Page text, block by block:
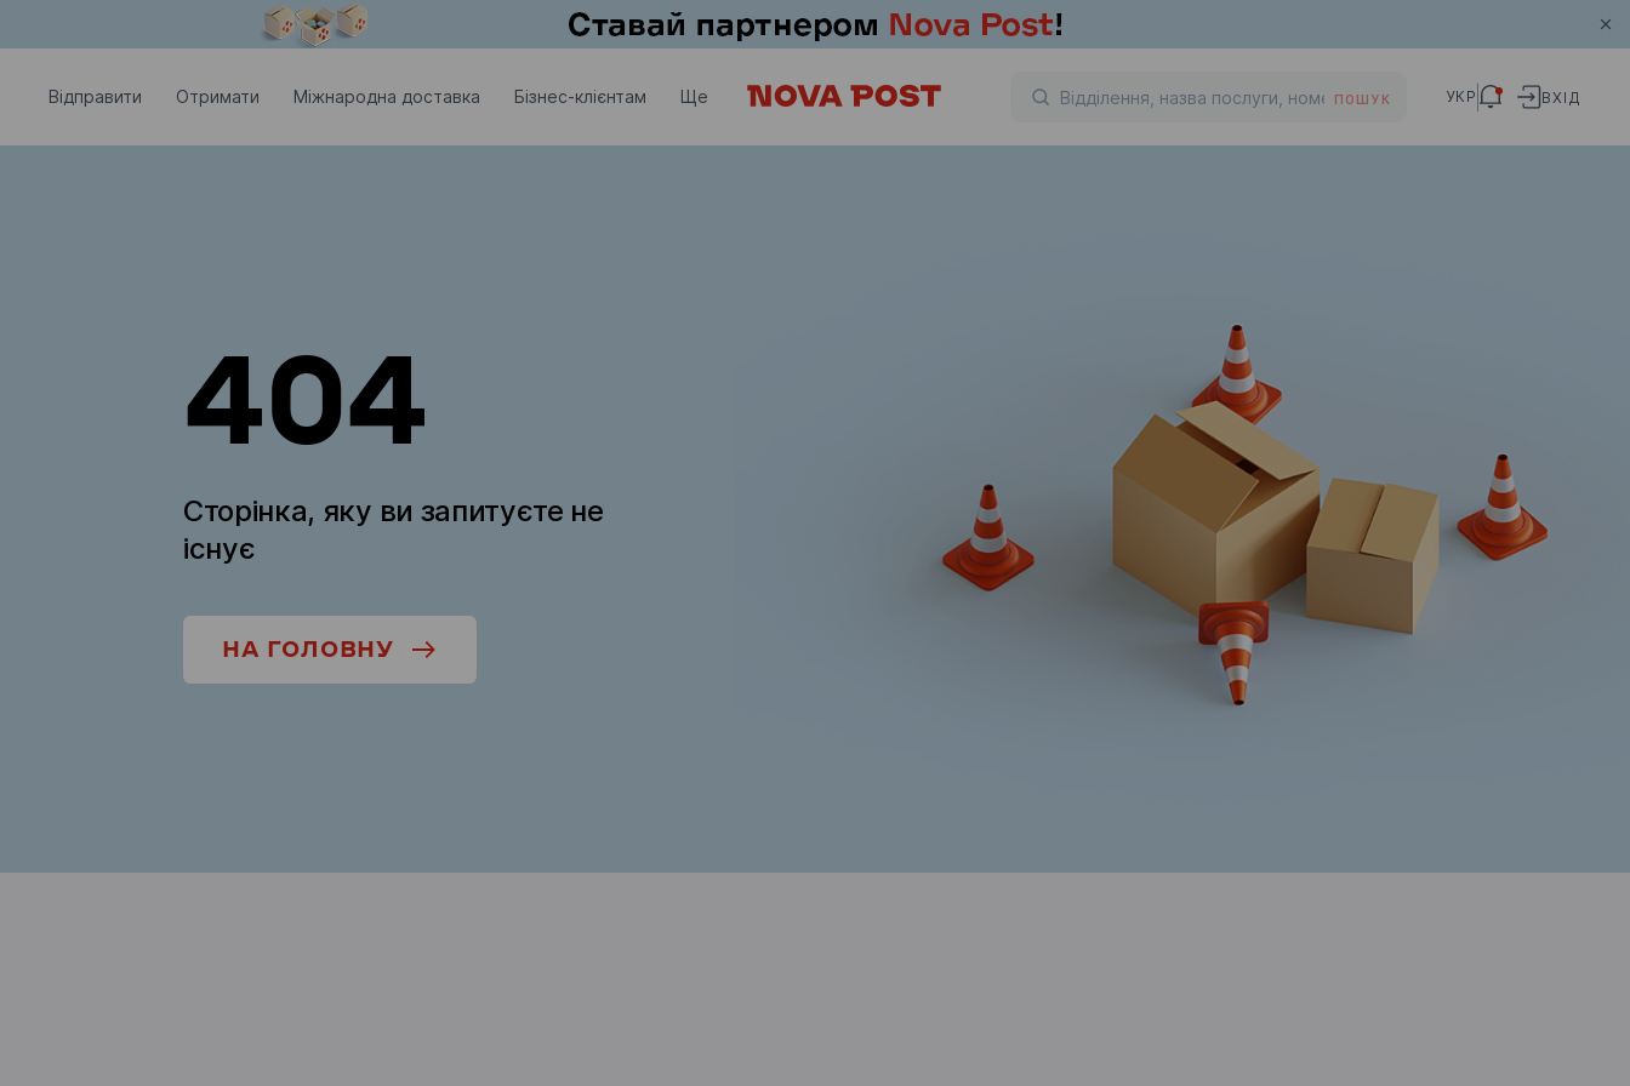
Відправити Отримати Міжнародна доставка Бізнес-клієнтам Ще ПОШУК УКР ВХІД
404
Сторінка, яку ви запитуєте не
існує
НА ГОЛОВНУ